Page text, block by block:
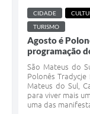
Serviço de
Termos de Fomento
Galeria de Fotos
Audiências Públicas
CIDADE
TURISMO
Agosto é
programação
São Mateus do
Polonês
Mateus do Sul,
para viver mais
uma das